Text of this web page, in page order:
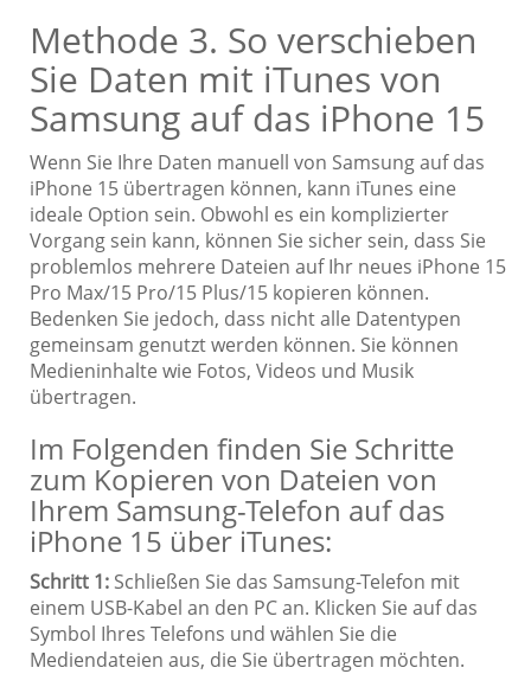
Methode 3. So verschieben
Sie Daten mit iTunes von
Samsung auf das iPhone 15
Wenn Sie Ihre Daten manuell von Samsung auf das
iPhone 15 übertragen können, kann iTunes eine
ideale Option sein. Obwohl es ein komplizierter
Vorgang sein kann, können Sie sicher sein, dass Sie
problemlos mehrere Dateien auf Ihr neues iPhone 15
Pro Max/15 Pro/15 Plus/15 kopieren können.
Bedenken Sie jedoch, dass nicht alle Datentypen
gemeinsam genutzt werden können. Sie können
Medieninhalte wie Fotos, Videos und Musik
übertragen.
Im Folgenden finden Sie Schritte
zum Kopieren von Dateien von
Ihrem Samsung-Telefon auf das
iPhone 15 über iTunes:
Schritt 1: Schließen Sie das Samsung-Telefon mit
einem USB-Kabel an den PC an. Klicken Sie auf das
Symbol Ihres Telefons und wählen Sie die
Mediendateien aus, die Sie übertragen möchten.